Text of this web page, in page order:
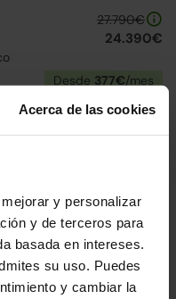
Acerca de las cookies
y personalizar
y de terceros para
basada en intereses.
su uso. Puedes
y cambiar la
27.790€
24.390€
Desde 377€/mes